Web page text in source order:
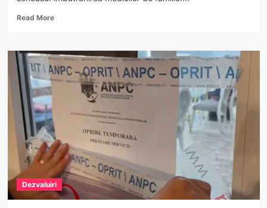
Read MoreRead
Criză
la
orizont
pentru
medicina
familie
din
Vâlcea:
„Viitorul
nu
sună
bine
deloc”
Dezvaluiri